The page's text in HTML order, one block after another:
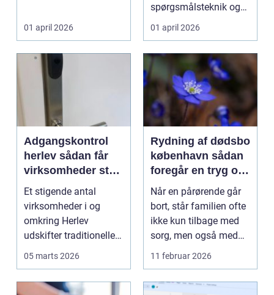
01 april 2026
spørgsmålsteknik og
målstyring. I mange
organ...
01 april 2026
Adgangskontrol
herlev sådan får
virksomheder styr
på nøgler,
sikkerhed og
overblik
Et stigende antal
virksomheder i og
omkring Herlev
udskifter traditionelle
05 marts 2026
Rydning af dødsbo
københavn sådan
foregår en tryg og
professionel
proces
Når en pårørende går
bort, står familien ofte
ikke kun tilbage med
sorg, men også med
en praktisk op...
11 februar 2026